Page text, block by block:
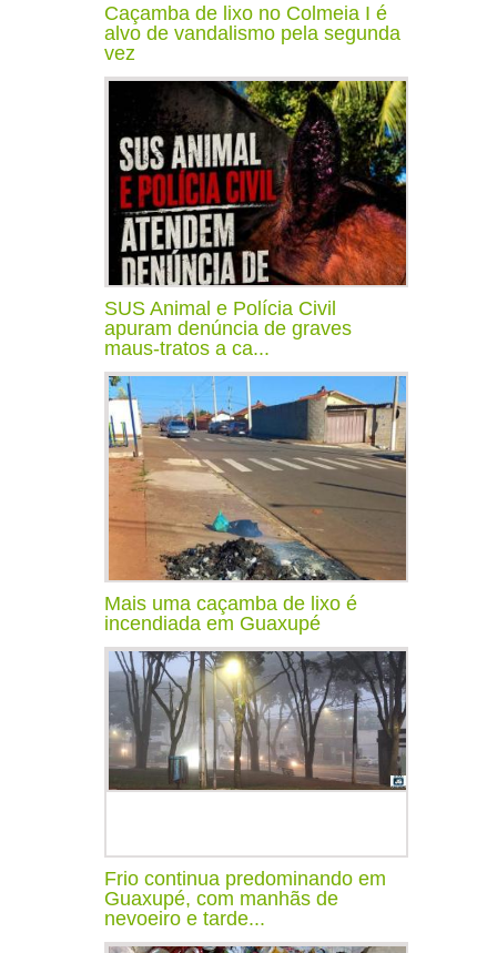
Caçamba de lixo no Colmeia I é
alvo de vandalismo pela segunda
vez
SUS Animal e Polícia Civil
apuram denúncia de graves
maus-tratos a ca...
Mais uma caçamba de lixo é
incendiada em Guaxupé
Frio continua predominando em
Guaxupé, com manhãs de
nevoeiro e tarde...